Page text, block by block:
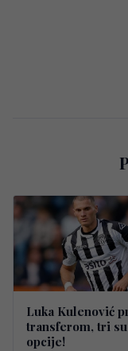
Luka Kulenović
transferom, tri su
opcije!